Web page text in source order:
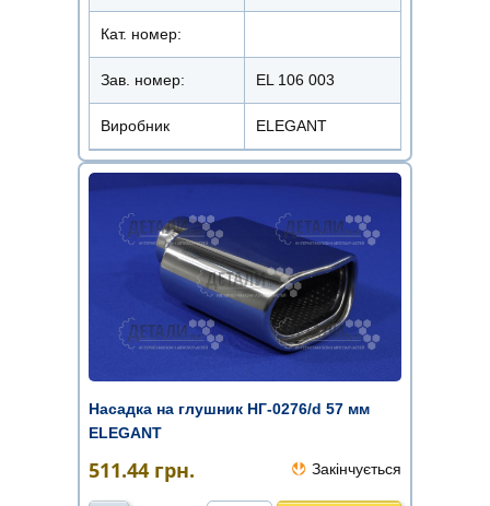
Кат. номер:
Зав. номер: EL 106 003
Виробник ELEGANT
Насадка на глушник НГ-0276/d 57 мм
ELEGANT
511.44 грн. Закінчується